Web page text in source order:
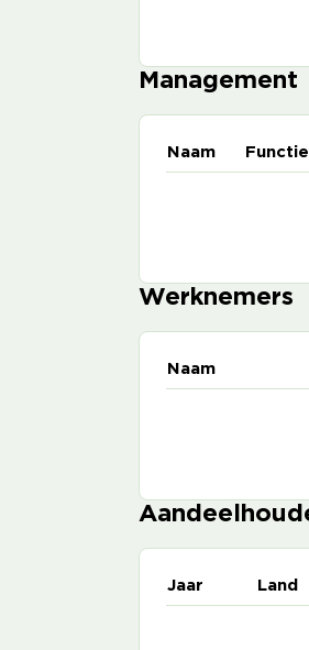
Management
Naam Functie
Werknemers
Naam
Jaar Land